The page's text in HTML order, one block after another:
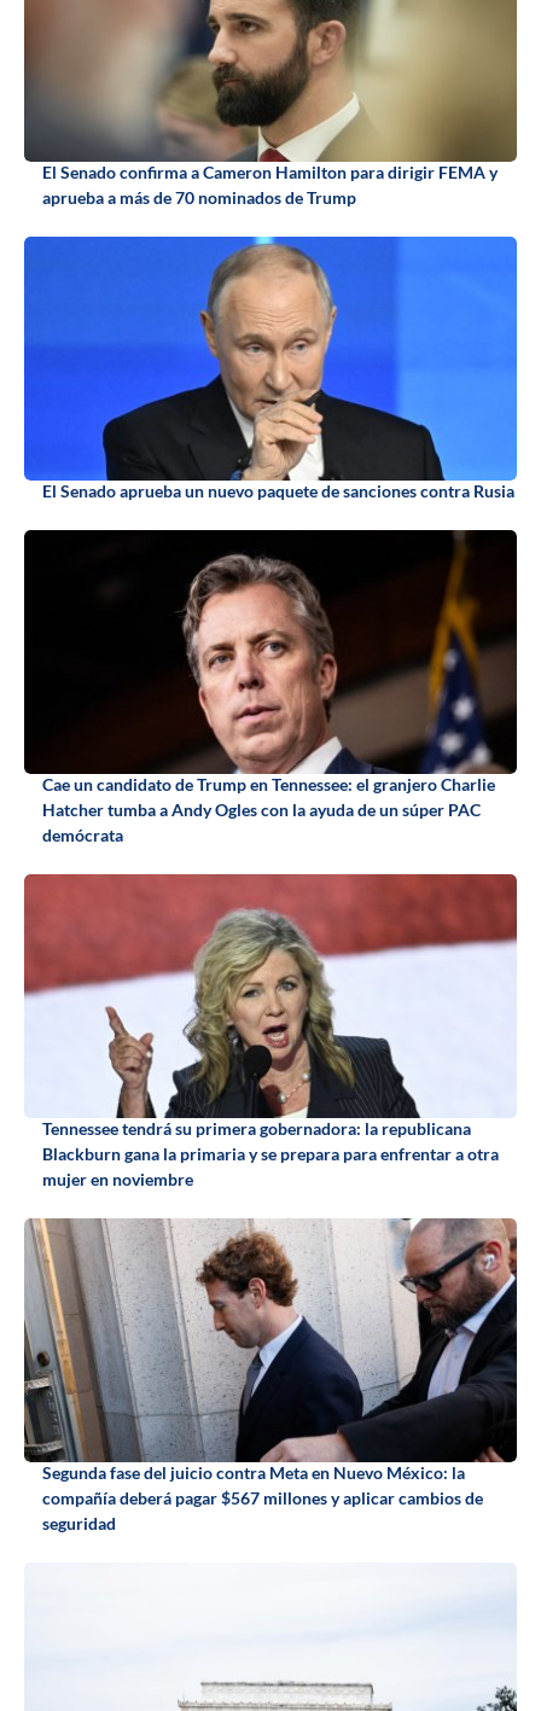
El Senado confirma a Cameron Hamilton para dirigir FEMA y
aprueba a más de 70 nominados de Trump
El Senado aprueba un nuevo paquete de sanciones contra Rusia
Cae un candidato de Trump en Tennessee: el granjero Charlie
Hatcher tumba a Andy Ogles con la ayuda de un súper PAC
demócrata
Tennessee tendrá su primera gobernadora: la republicana
Blackburn gana la primaria y se prepara para enfrentar a otra
mujer en noviembre
Segunda fase del juicio contra Meta en Nuevo México: la
compañía deberá pagar $567 millones y aplicar cambios de
seguridad